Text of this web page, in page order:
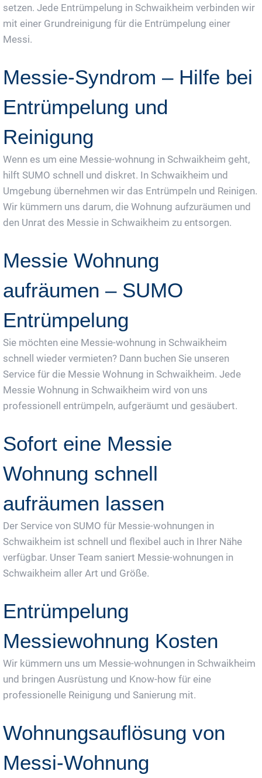
setzen. Jede Entrümpelung in Schwaikheim verbinden wir
mit einer Grundreinigung für die Entrümpelung einer
Messi.
Messie-Syndrom – Hilfe bei
Entrümpelung und
Reinigung
Wenn es um eine Messie-wohnung in Schwaikheim geht,
hilft SUMO schnell und diskret. In Schwaikheim und
Umgebung übernehmen wir das Entrümpeln und Reinigen.
Wir kümmern uns darum, die Wohnung aufzuräumen und
den Unrat des Messie in Schwaikheim zu entsorgen.
Messie Wohnung
aufräumen – SUMO
Entrümpelung
Sie möchten eine Messie-wohnung in Schwaikheim
schnell wieder vermieten? Dann buchen Sie unseren
Service für die Messie Wohnung in Schwaikheim. Jede
Messie Wohnung in Schwaikheim wird von uns
professionell entrümpeln, aufgeräumt und gesäubert.
Sofort eine Messie
Wohnung schnell
aufräumen lassen
Der Service von SUMO für Messie-wohnungen in
Schwaikheim ist schnell und flexibel auch in Ihrer Nähe
verfügbar. Unser Team saniert Messie-wohnungen in
Schwaikheim aller Art und Größe.
Entrümpelung
Messiewohnung Kosten
Wir kümmern uns um Messie-wohnungen in Schwaikheim
und bringen Ausrüstung und Know-how für eine
professionelle Reinigung und Sanierung mit.
Wohnungsauflösung von
Messi-Wohnung